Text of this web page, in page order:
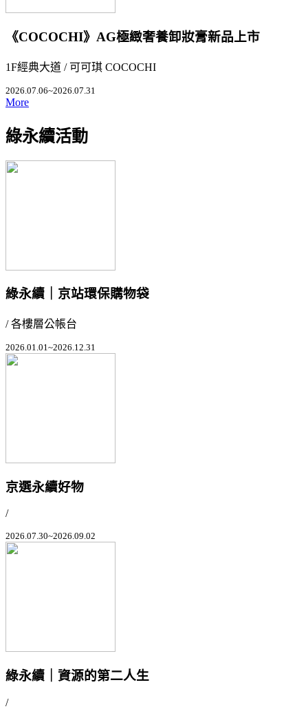
《COCOCHI》AG極緻奢養卸妝膏新品上市
1F經典大道 / 可可琪 COCOCHI
2026.07.06~2026.07.31
More
綠永續活動
綠永續｜京站環保購物袋
/ 各樓層公帳台
2026.01.01~2026.12.31
京選永續好物
/
2026.07.30~2026.09.02
綠永續｜資源的第二人生
/